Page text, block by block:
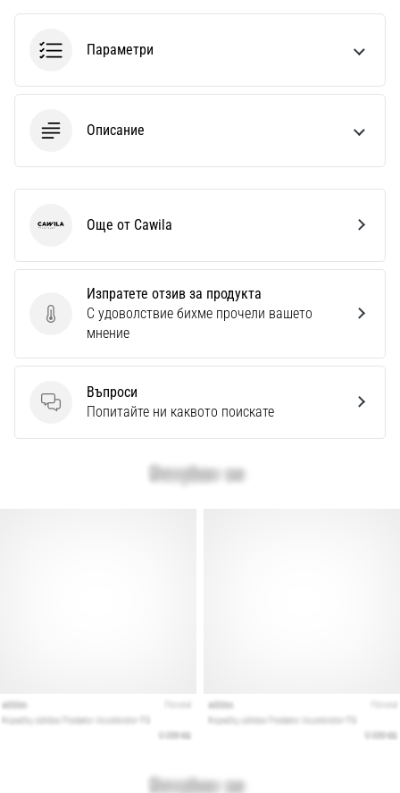
Параметри
Описание
Изпратете отзив за продукта
Изпратете отзив за продукта
С удоволствие бихме прочели вашето
мнение
Въпроси
Въпроси
Попитайте ни каквото поискате
Cawila Още от Cawila